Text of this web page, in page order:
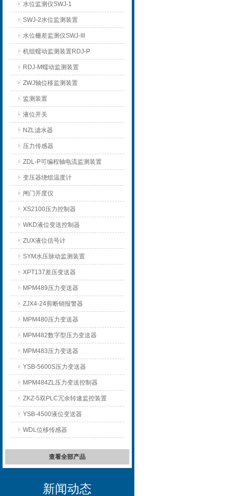
水位监测仪SWJ-1
SWJ-2水位监测装置
水位栅差监测仪SWJ-III
机组蠕动监测装置RDJ-P
RDJ-M蠕动监测装置
ZWJ轴位移监测装置
监测装置
液位开关
NZL滤水器
压力传感器
ZDL-P可编程轴电流监测装置
变压器绕组温度计
闸门开度仪
XS2100压力控制器
WKD液位变送控制器
ZUX液位信号计
SYM水压脉动监测装置
XPT137差压变送器
MPM489压力变送器
ZJX4-24剪断销报警器
MPM480压力变送器
MPM482数字型压力变送器
MPM483压力变送器
YSB-5600S压力变送器
MPM484ZL压力变送控制器
ZKZ-5双PLC冗余转速监控装置
YSB-4500液位变送器
WDL位移传感器
查看全部产品
新闻动态